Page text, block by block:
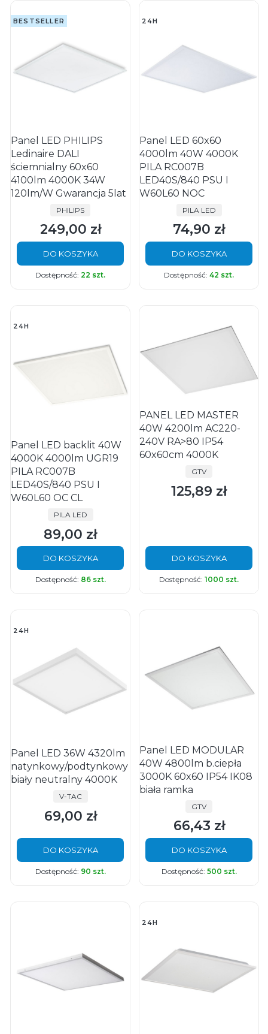
BESTSELLER
Panel LED PHILIPS
Ledinaire DALI
ściemnialny 60x60
4100lm 4000K 34W
120lm/W Gwarancja 5lat
PRODUCENT
PHILIPS
Cena
249,00 zł
DO KOSZYKA
Dostępność: 22 szt.
24H
Panel LED 60x60
4000lm 40W 4000K
PILA RC007B
LED40S/840 PSU I
W60L60 NOC
PRODUCENT
PILA LED
Cena
74,90 zł
DO KOSZYKA
Dostępność: 42 szt.
24H
Panel LED backlit 40W
4000K 4000lm UGR19
PILA RC007B
LED40S/840 PSU I
W60L60 OC CL
PRODUCENT
PILA LED
Cena
89,00 zł
DO KOSZYKA
Dostępność: 86 szt.
PANEL LED MASTER
40W 4200lm AC220-
240V RA>80 IP54
60x60cm 4000K
PRODUCENT
GTV
Cena
125,89 zł
DO KOSZYKA
Dostępność: 1000 szt.
24H
Panel LED 36W 4320lm
natynkowy/podtynkowy
biały neutralny 4000K
PRODUCENT
V-TAC
Cena
69,00 zł
DO KOSZYKA
Dostępność: 90 szt.
Panel LED MODULAR
40W 4800lm b.ciepła
3000K 60x60 IP54 IK08
biała ramka
PRODUCENT
GTV
Cena
66,43 zł
DO KOSZYKA
Dostępność: 500 szt.
24H